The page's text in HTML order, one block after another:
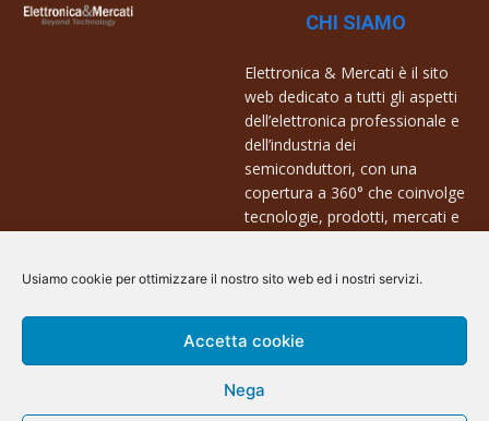
Usiamo cookie per ottimizzare il nostro sito web ed i nostri servizi.
Accetta cookie
Nega
CHI SIAMO
Elettronica & Mercati è il sito
web dedicato a tutti gli aspetti
dell’elettronica professionale e
dell’industria dei
semiconduttori, con una
copertura a 360° che coinvolge
tecnologie, prodotti, mercati e
Contatti:
info@arscommunication.it